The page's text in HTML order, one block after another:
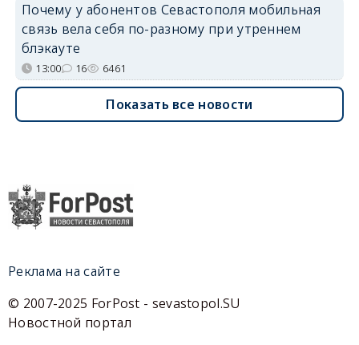
Почему у абонентов Севастополя мобильная
связь вела себя по-разному при утреннем
блэкауте
13:00 16 6461
Показать все новости
Реклама на сайте
© 2007-2025 ForPost - sevastopol.SU
Новостной портал